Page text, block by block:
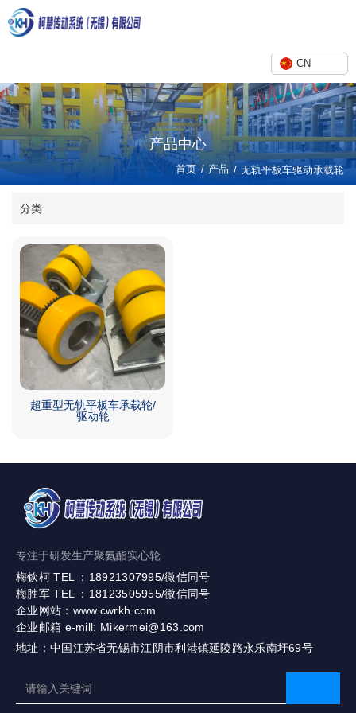
CN
产品中心
首页 / 产品 / 无轨平板车驱动承载轮
分类
超重型无轨平板车承载轮/
驱动轮
专注于研发生产聚氨酯实心轮
梅钦柯 TEL ：18921307995/微信同号
梅胜军 TEL ：18123505955/微信同号
企业网站：www.cwrkh.com
企业邮箱 e-mill: Mikermei@163.com
地址：中国江苏省无锡市江阴市利港镇延陵路永乐南圩69号